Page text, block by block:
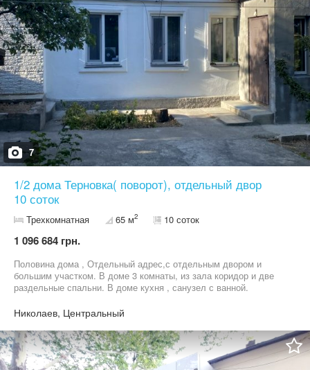
7
1/2 дома Терновка( поворот), отдельный двор
10 соток
Трехкомнатная 65 м2 10 соток
1 096 684 грн.
Половина дома , Отдельный адрес,с отдельным двором и
большим участком. В доме 3 комнаты, из зала коридор и две
раздельные спальни. В доме кухня , санузел с ванной.
газовая колонка. Окна металлопласт, дом утеплен снаружи.
Возможность сделать гараж. Участок 10 соток. Берег реки
Николаев, Центральный